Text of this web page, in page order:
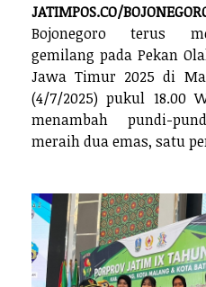
JATIMPOS.CO/
Bojonegoro terus
gemilang pada Pekan
Jawa Timur 2025 di
(4/7/2025) pukul 18.00
menambah pundi-
meraih dua emas, satu